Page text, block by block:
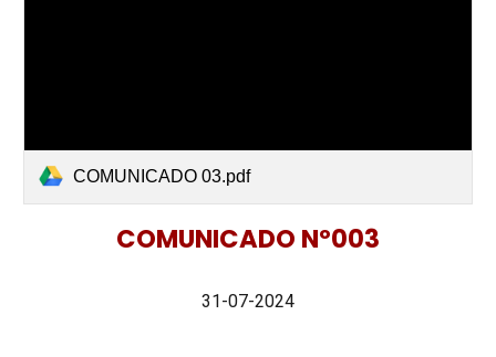
COMUNICADO 03.pdf
COMUNICADO Nº003
31-07-2024